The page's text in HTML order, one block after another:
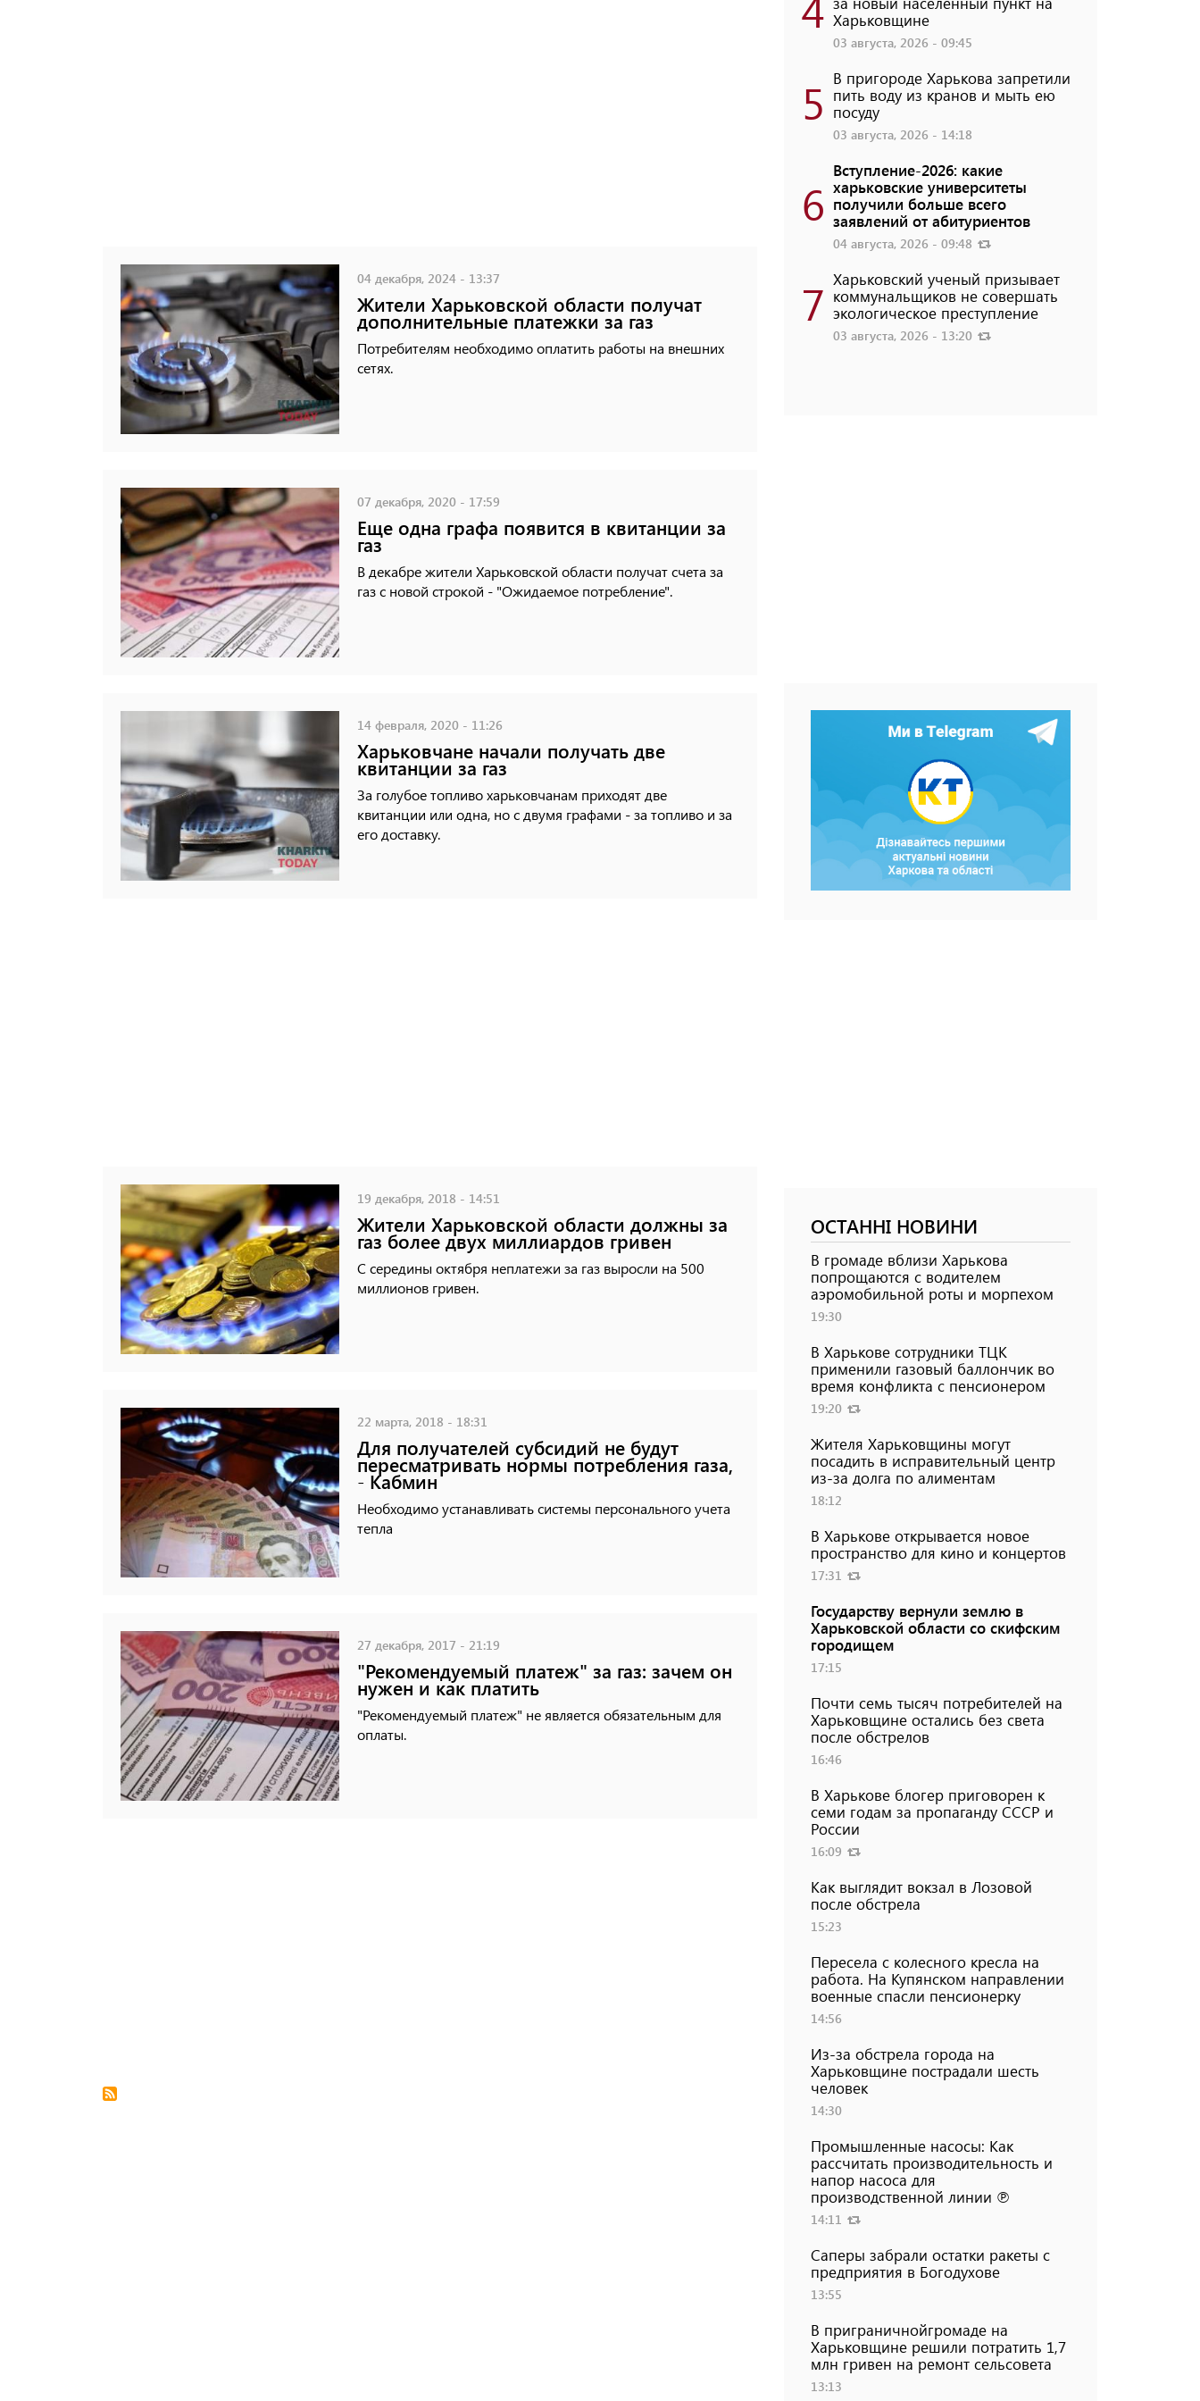
04 декабря, 2024 - 13:37
Жители Харьковской области получат
дополнительные платежки за газ
Потребителям необходимо оплатить работы на внешних
сетях.
07 декабря, 2020 - 17:59
Еще одна графа появится в квитанции за
газ
В декабре жители Харьковской области получат счета за
газ с новой строкой - "Ожидаемое потребление".
14 февраля, 2020 - 11:26
Харьковчане начали получать две
квитанции за газ
За голубое топливо харьковчанам приходят две
квитанции или одна, но с двумя графами - за топливо и за
его доставку.
19 декабря, 2018 - 14:51
Жители Харьковской области должны за
газ более двух миллиардов гривен
С середины октября неплатежи за газ выросли на 500
миллионов гривен.
22 марта, 2018 - 18:31
Для получателей субсидий не будут
пересматривать нормы потребления газа,
- Кабмин
Необходимо устанавливать системы персонального учета
тепла
27 декабря, 2017 - 21:19
"Рекомендуемый платеж" за газ: зачем он
нужен и как платить
"Рекомендуемый платеж" не является обязательным для
оплаты.
Харьковщине
03 августа, 2026 - 09:45
5 В пригороде Харькова запретили
пить воду из кранов и мыть ею
посуду
03 августа, 2026 - 14:18
6
Вступление-2026: какие
харьковские университеты
получили больше всего
заявлений от абитуриентов
04 августа, 2026 - 09:48
7 Харьковский ученый призывает
коммунальщиков не совершать
экологическое преступление
03 августа, 2026 - 13:20
ОСТАННІ НОВИНИ
В громаде вблизи Харькова
попрощаются с водителем
аэромобильной роты и морпехом
19:30
В Харькове сотрудники ТЦК
применили газовый баллончик во
время конфликта с пенсионером
19:20
Жителя Харьковщины могут
посадить в исправительный центр
из-за долга по алиментам
18:12
В Харькове открывается новое
пространство для кино и концертов
17:31
Государству вернули землю в
Харьковской области со скифским
городищем
17:15
Почти семь тысяч потребителей на
Харьковщине остались без света
после обстрелов
16:46
В Харькове блогер приговорен к
семи годам за пропаганду СССР и
России
16:09
Как выглядит вокзал в Лозовой
после обстрела
15:23
Пересела с колесного кресла на
работа. На Купянском направлении
военные спасли пенсионерку
14:56
Из-за обстрела города на
Харьковщине пострадали шесть
человек
14:30
Промышленные насосы: Как
рассчитать производительность и
напор насоса для
производственной линии ℗
14:11
Саперы забрали остатки ракеты с
предприятия в Богодухове
13:55
В приграничнойгромаде на
Харьковщине решили потратить 1,7
млн ​​гривен на ремонт сельсовета
13:13